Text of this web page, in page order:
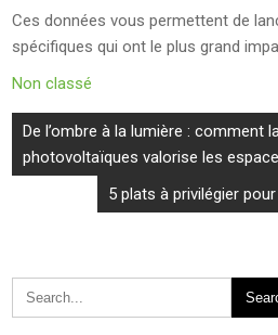
Ces données vous permettent de
spécifiques qui ont le plus grand
Non classé
Navigation
de
De l’ombre à la lumière : comment
photovoltaïques valorise les
5 plats à privilégier